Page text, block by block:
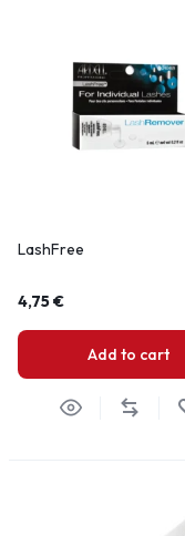
LashFree
4,75€
Add to cart